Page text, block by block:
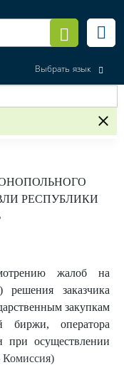
Выбрать язык
РЕСПУБЛИКИ
жалоб на
решения заказчика
закупкам
оператора
при осуществлении
Комиссия)